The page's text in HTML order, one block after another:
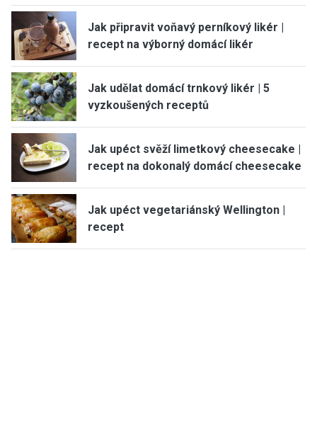
Jak připravit voňavý perníkový likér |
recept na výborný domácí likér
Jak udělat domácí trnkový likér | 5
vyzkoušených receptů
Jak upéct svěží limetkový cheesecake |
recept na dokonalý domácí cheesecake
Jak upéct vegetariánský Wellington |
recept